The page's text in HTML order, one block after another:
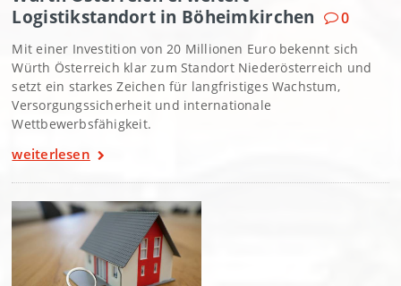
Logistikstandort in Böheimkirchen
0
Mit einer Investition von 20 Millionen Euro bekennt sich
Würth Österreich klar zum Standort Niederösterreich und
setzt ein starkes Zeichen für langfristiges Wachstum,
Versorgungssicherheit und internationale
Wettbewerbsfähigkeit.
weiterlesen